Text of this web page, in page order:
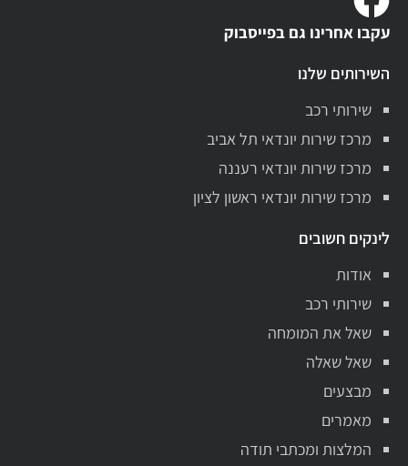
עקבו אחרינו גם בפייסבוק
השירותים שלנו
שירותי רכב
מרכז שירות יונדאי תל אביב
מרכז שירות יונדאי רעננה
מרכז שירות יונדאי ראשון לציון
לינקים חשובים
אודות
שירותי רכב
שאל את המומחה
שאל שאלה
מבצעים
מאמרים
המלצות ומכתבי תודה